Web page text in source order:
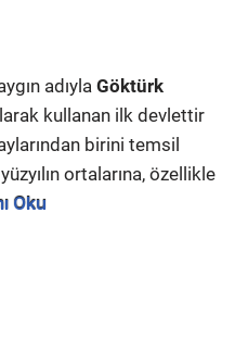
adıyla Göktürk
kullanan ilk devlettir
birini temsil
ortalarına, özellikle
Oku